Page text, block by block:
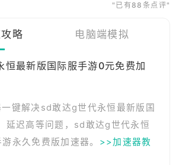
"已有88条点评"
略 电脑端模拟
恒最新版国际服手游0元免费加
键解决sd敢达g世代永恒最新版国
延迟高等问题，sd敢达g世代永恒
永久免费版加速器。 >>加速器教